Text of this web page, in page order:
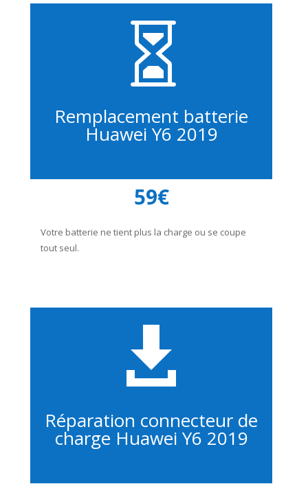

Remplacement batterie
Huawei Y6 2019
59€
Votre batterie ne tient plus la charge ou se coupe
tout seul.

Réparation connecteur de
charge Huawei Y6 2019